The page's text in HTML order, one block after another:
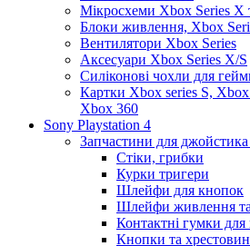
Мікросхеми Xbox Series X
Блоки живлення, Xbox
Вентилятори Xbox Series
Аксесуари Xbox Series X/S
Силіконові чохли для
Картки Xbox series S,
Xbox 360
Sony Playstation 4
Запчастини для
Стіки, грибки
Курки тригери
Шлейфи для кнопок
Шлейфи живлення
Контактні гумки
Кнопки та